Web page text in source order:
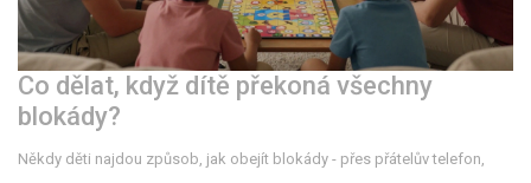
Co dělat, když dítě překoná všechny
blokády?
Někdy děti najdou způsob, jak obejít blokády - přes přátelův telefon,